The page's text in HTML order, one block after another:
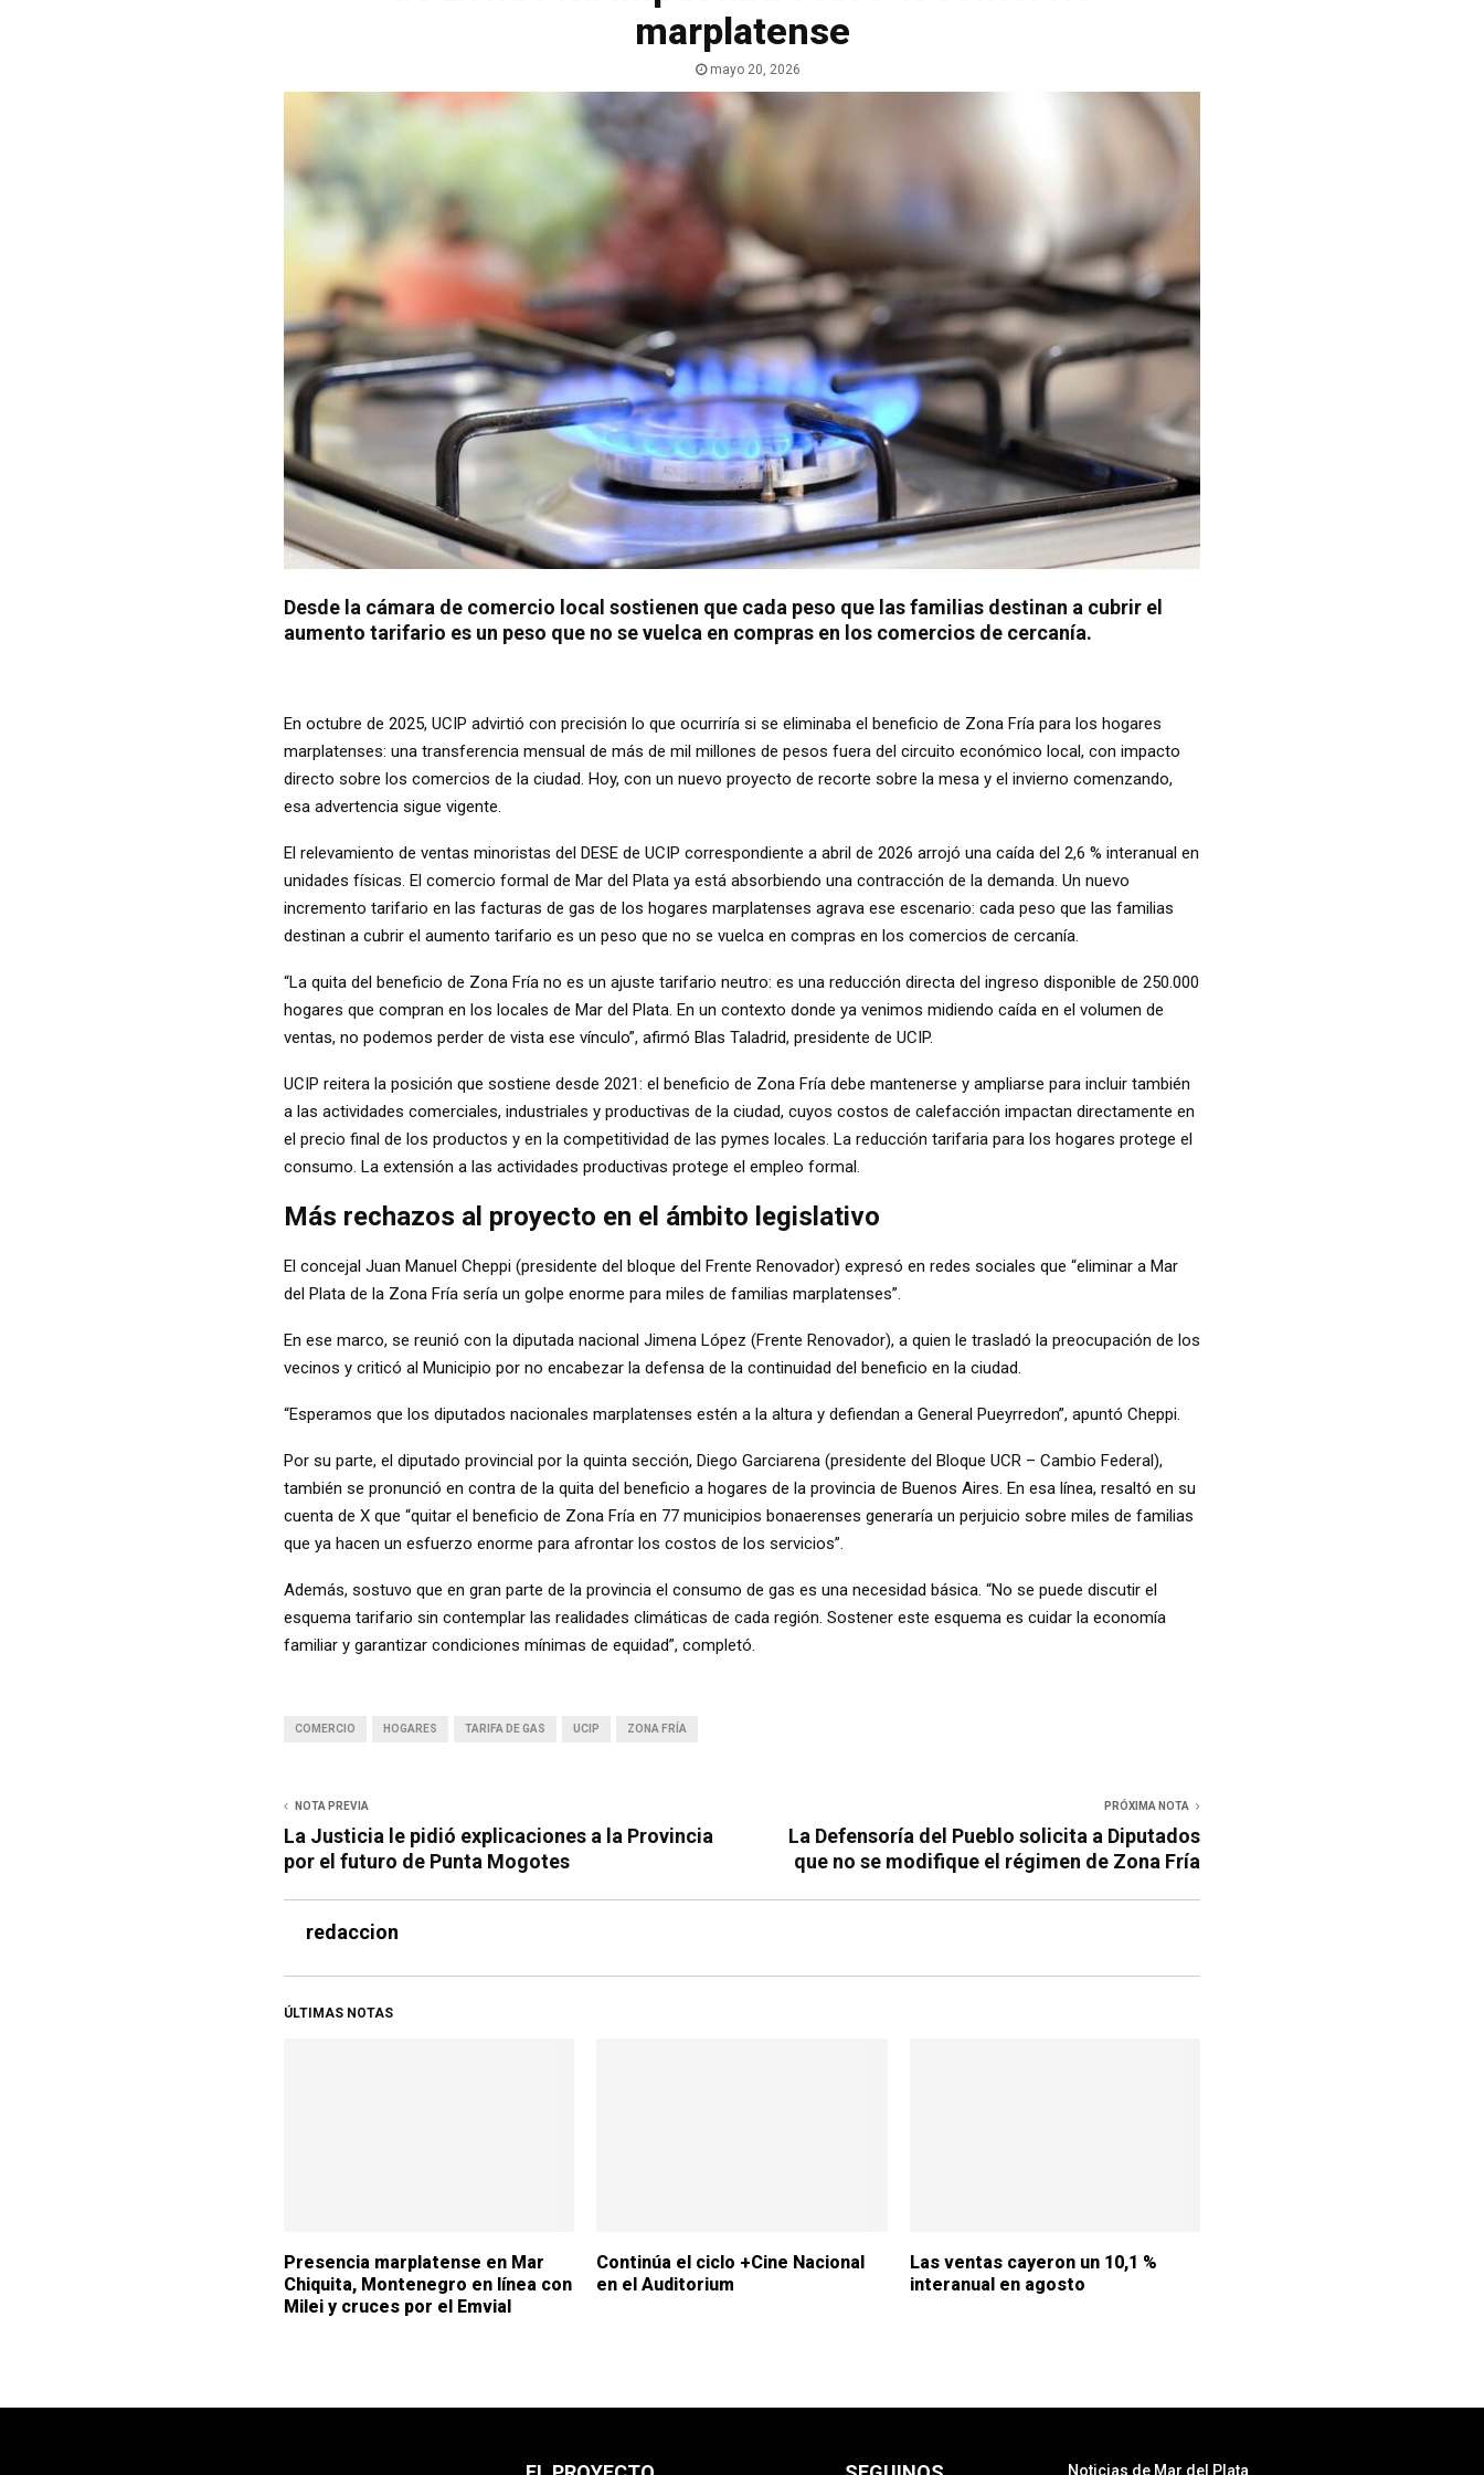
marplatense
mayo 20, 2026
Desde la cámara de comercio local sostienen que cada peso que las familias destinan a cubrir el
aumento tarifario es un peso que no se vuelca en compras en los comercios de cercanía.
En octubre de 2025, UCIP advirtió con precisión lo que ocurriría si se eliminaba el beneficio de Zona Fría para los hogares
marplatenses: una transferencia mensual de más de mil millones de pesos fuera del circuito económico local, con impacto
directo sobre los comercios de la ciudad. Hoy, con un nuevo proyecto de recorte sobre la mesa y el invierno comenzando,
esa advertencia sigue vigente.
El relevamiento de ventas minoristas del DESE de UCIP correspondiente a abril de 2026 arrojó una caída del 2,6 % interanual en
unidades físicas. El comercio formal de Mar del Plata ya está absorbiendo una contracción de la demanda. Un nuevo
incremento tarifario en las facturas de gas de los hogares marplatenses agrava ese escenario: cada peso que las familias
destinan a cubrir el aumento tarifario es un peso que no se vuelca en compras en los comercios de cercanía.
“La quita del beneficio de Zona Fría no es un ajuste tarifario neutro: es una reducción directa del ingreso disponible de 250.000
hogares que compran en los locales de Mar del Plata. En un contexto donde ya venimos midiendo caída en el volumen de
ventas, no podemos perder de vista ese vínculo”, afirmó Blas Taladrid, presidente de UCIP.
UCIP reitera la posición que sostiene desde 2021: el beneficio de Zona Fría debe mantenerse y ampliarse para incluir también
a las actividades comerciales, industriales y productivas de la ciudad, cuyos costos de calefacción impactan directamente en
el precio final de los productos y en la competitividad de las pymes locales. La reducción tarifaria para los hogares protege el
consumo. La extensión a las actividades productivas protege el empleo formal.
Más rechazos al proyecto en el ámbito legislativo
El concejal Juan Manuel Cheppi (presidente del bloque del Frente Renovador) expresó en redes sociales que “eliminar a Mar
del Plata de la Zona Fría sería un golpe enorme para miles de familias marplatenses”.
En ese marco, se reunió con la diputada nacional Jimena López (Frente Renovador), a quien le trasladó la preocupación de los
vecinos y criticó al Municipio por no encabezar la defensa de la continuidad del beneficio en la ciudad.
“Esperamos que los diputados nacionales marplatenses estén a la altura y defiendan a General Pueyrredon”, apuntó Cheppi.
Por su parte, el diputado provincial por la quinta sección, Diego Garciarena (presidente del Bloque UCR – Cambio Federal),
también se pronunció en contra de la quita del beneficio a hogares de la provincia de Buenos Aires. En esa línea, resaltó en su
cuenta de X que “quitar el beneficio de Zona Fría en 77 municipios bonaerenses generaría un perjuicio sobre miles de familias
que ya hacen un esfuerzo enorme para afrontar los costos de los servicios”.
Además, sostuvo que en gran parte de la provincia el consumo de gas es una necesidad básica. “No se puede discutir el
esquema tarifario sin contemplar las realidades climáticas de cada región. Sostener este esquema es cuidar la economía
familiar y garantizar condiciones mínimas de equidad”, completó.
COMERCIO HOGARES TARIFA DE GAS UCIP ZONA FRÍA
NOTA PREVIA
La Justicia le pidió explicaciones a la Provincia
por el futuro de Punta Mogotes
PRÓXIMA NOTA
La Defensoría del Pueblo solicita a Diputados
que no se modifique el régimen de Zona Fría
redaccion
ÚLTIMAS NOTAS
Presencia marplatense en Mar
Chiquita, Montenegro en línea con
Milei y cruces por el Emvial
Continúa el ciclo +Cine Nacional
en el Auditorium
Las ventas cayeron un 10,1 %
interanual en agosto
Noticias de Mar del Plata